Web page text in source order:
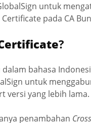
untuk
pada CA
?
dalam bahasa
untuk
versi yang lebih lama.
penambahan